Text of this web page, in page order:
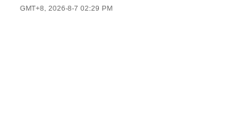
GMT+8, 2026-8-7 02:29 PM